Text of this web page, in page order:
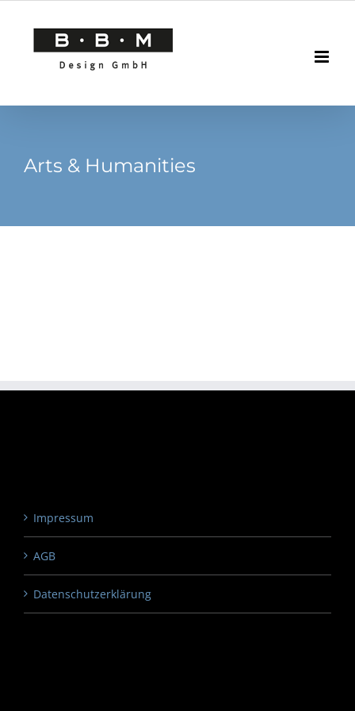
content
Arts & Humanities
Impressum
AGB
Datenschutzerklärung